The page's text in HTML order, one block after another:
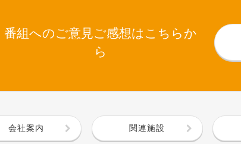
番組へのご意見ご感想はこちらか
ら
会社案内 関連施設